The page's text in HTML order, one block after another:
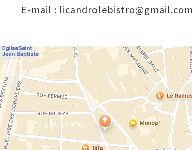
E-mail : licandrolebistro@gmail.com